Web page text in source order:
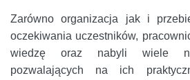
Zarówno organizacja jak i
oczekiwania uczestników,
wiedzę oraz nabyli wiele
pozwalających na ich